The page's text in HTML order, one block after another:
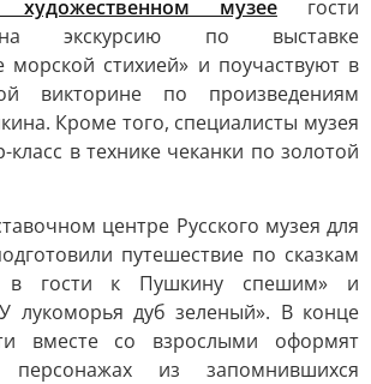
художественном музеегости
на экскурсию по выставке
морской стихией» и поучаствуют в
викторине по произведениям
Кроме того, специалисты музея
класс в технике чеканки по золотой
центре Русского музея для
путешествие по сказкам
в гости к Пушкину спешим» и
лукоморья дуб зеленый». В конце
вместе со взрослыми оформят
из запомнившихся